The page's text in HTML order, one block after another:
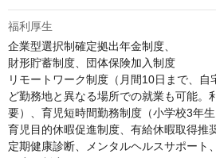
福利厚生
企業型選択制確定拠出年金制度、
財形貯蓄制度、団体保険加入制度
リモートワーク制度（月間10日まで、自
ど勤務地と異なる場所での就業も可能。
要）、育児短時間勤務制度（小学校3年生
育児目的休暇促進制度、有給休暇取得推
定期健康診断、メンタルヘルスサポート